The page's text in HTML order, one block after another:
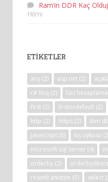
Ram’in DDR Kaç
Hilmi
ETIKETLER
any (2) asp.net (2)
c# linq (2) faiz hesaplama
first (2) firstordefault (2)
http (2) https (2) ibm
javascript (6) kış uykusu
microsoft sql server (4)
orderby (2)
resimli anlatım (5) select